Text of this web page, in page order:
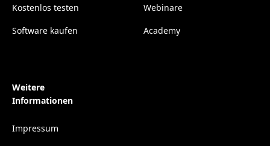
Kostenlos testen
Software kaufen
Webinare
Academy
Weitere
Informationen
Impressum